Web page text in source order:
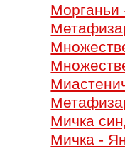
Морганьи
Мичка
Мичка -